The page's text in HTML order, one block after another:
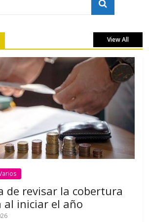
View All
de revisar la cobertura
al iniciar el año